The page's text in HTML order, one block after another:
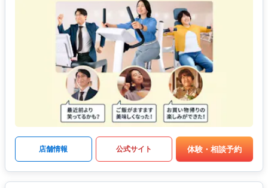
店舗情報 公式サイト 体験・相談予約